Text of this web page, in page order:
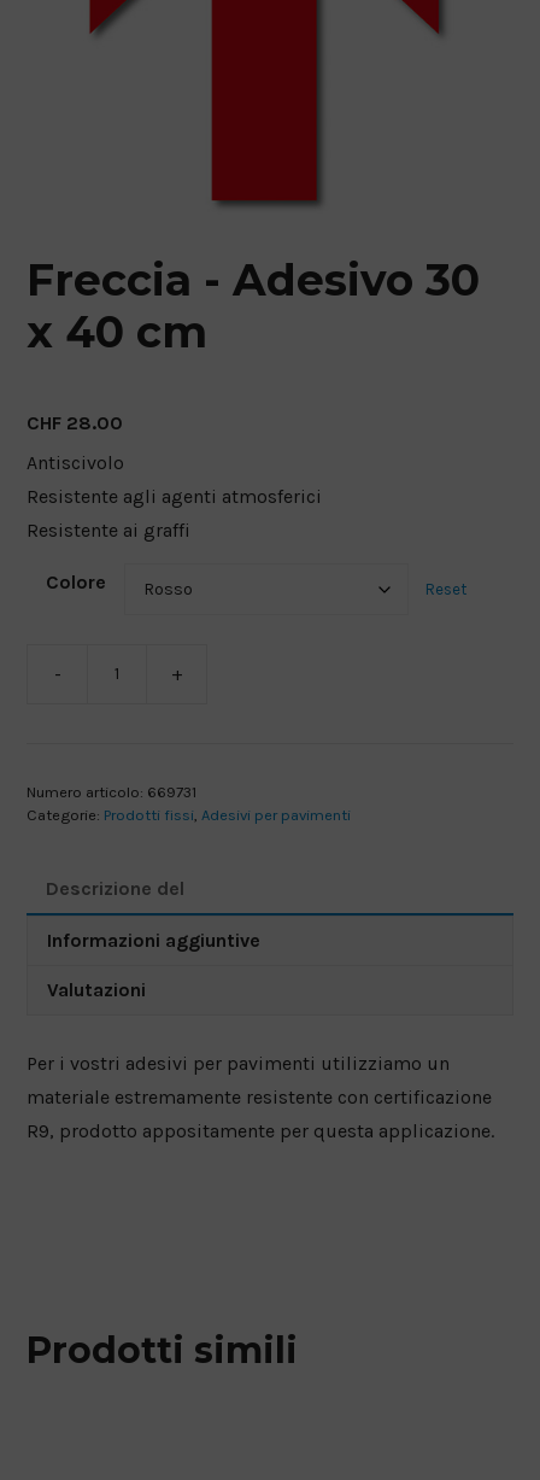
Freccia - Adesivo 30
x 40 cm
CHF 28.00
Antiscivolo
Resistente agli agenti atmosferici
Resistente ai graffi
Colore Reset
- +
Numero articolo: 669731
Categorie: Prodotti fissi Adesivi per pavimenti
Descrizione del
Informazioni aggiuntive
Valutazioni
Per i vostri adesivi per pavimenti utilizziamo un
materiale estremamente resistente con certificazione
R9, prodotto appositamente per questa applicazione.
Prodotti simili